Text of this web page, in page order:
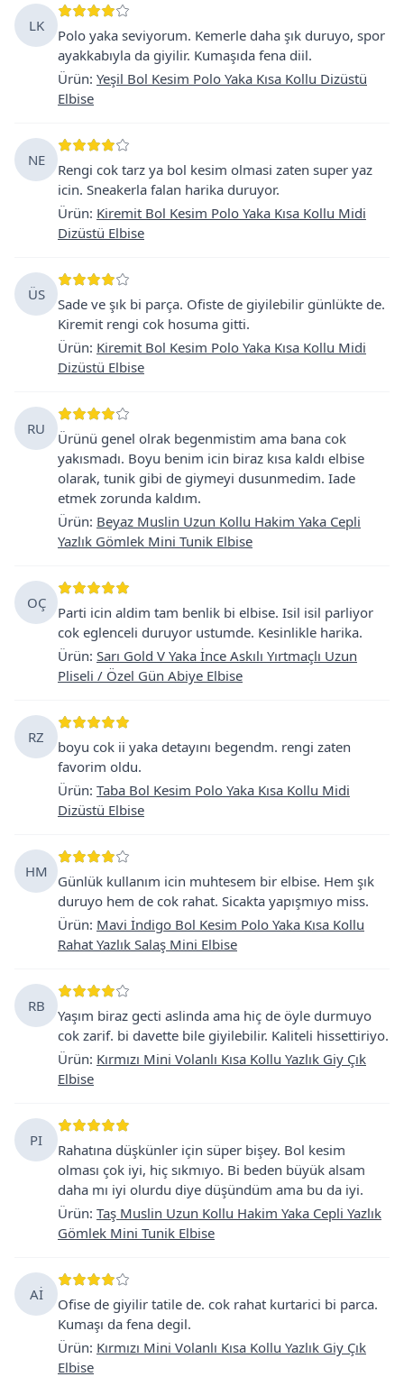
LK
Polo yaka seviyorum. Kemerle daha şık duruyo, spor
ayakkabıyla da giyilir. Kumaşıda fena diil.
Ürün: Yeşil Bol Kesim Polo Yaka Kısa Kollu Dizüstü
Elbise
NE
Rengi cok tarz ya bol kesim olmasi zaten super yaz
icin. Sneakerla falan harika duruyor.
Ürün: Kiremit Bol Kesim Polo Yaka Kısa Kollu Midi
Dizüstü Elbise
ÜS
Sade ve şık bi parça. Ofiste de giyilebilir günlükte de.
Kiremit rengi cok hosuma gitti.
Ürün: Kiremit Bol Kesim Polo Yaka Kısa Kollu Midi
Dizüstü Elbise
RU
Ürünü genel olrak begenmistim ama bana cok
yakısmadı. Boyu benim icin biraz kısa kaldı elbise
olarak, tunik gibi de giymeyi dusunmedim. Iade
etmek zorunda kaldım.
Ürün: Beyaz Muslin Uzun Kollu Hakim Yaka Cepli
Yazlık Gömlek Mini Tunik Elbise
OÇ
Parti icin aldim tam benlik bi elbise. Isil isil parliyor
cok eglenceli duruyor ustumde. Kesinlikle harika.
Ürün: Sarı Gold V Yaka İnce Askılı Yırtmaçlı Uzun
Pliseli / Özel Gün Abiye Elbise
RZ
boyu cok ii yaka detayını begendm. rengi zaten
favorim oldu.
Ürün: Taba Bol Kesim Polo Yaka Kısa Kollu Midi
Dizüstü Elbise
HM
Günlük kullanım icin muhtesem bir elbise. Hem şık
duruyo hem de cok rahat. Sicakta yapışmıyo miss.
Ürün: Mavi İndigo Bol Kesim Polo Yaka Kısa Kollu
Rahat Yazlık Salaş Mini Elbise
RB
Yaşım biraz gecti aslinda ama hiç de öyle durmuyo
cok zarif. bi davette bile giyilebilir. Kaliteli hissettiriyo.
Ürün: Kırmızı Mini Volanlı Kısa Kollu Yazlık Giy Çık
Elbise
PI
Rahatına düşkünler için süper bişey. Bol kesim
olması çok iyi, hiç sıkmıyo. Bi beden büyük alsam
daha mı iyi olurdu diye düşündüm ama bu da iyi.
Ürün: Taş Muslin Uzun Kollu Hakim Yaka Cepli Yazlık
Gömlek Mini Tunik Elbise
Aİ
Ofise de giyilir tatile de. cok rahat kurtarici bi parca.
Kumaşı da fena degil.
Ürün: Kırmızı Mini Volanlı Kısa Kollu Yazlık Giy Çık
Elbise